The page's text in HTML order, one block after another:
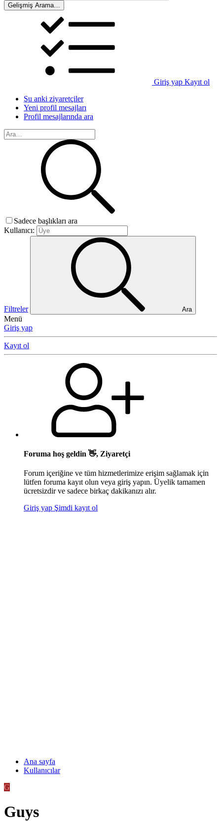
Gelişmiş Arama…
Giriş yap Kayıt ol
Şu anki ziyaretçiler
Yeni profil mesajları
Profil mesajlarında ara
Sadece başlıkları ara
Kullanıcı:
Filtreler Ara
Menü
Giriş yap
Kayıt ol
Foruma hoş geldin 👋, Ziyaretçi
Forum içeriğine ve tüm hizmetlerimize erişim sağlamak için
lütfen foruma kayıt olun veya giriş yapın. Üyelik tamamen
ücretsizdir ve sadece birkaç dakikanızı alır.
Giriş yap Şimdi kayıt ol
Ana sayfa
Kullanıcılar
G
Guys